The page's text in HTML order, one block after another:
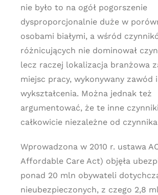
nie było to na ogół pogorszenie
dysproporcjonalnie duże w
osobami białymi, a wśród
różnicujących nie dominował
lecz raczej lokalizacja branżowa
miejsc pracy, wykonywany zawód
wykształcenia. Można jednak też
argumentować, że te inne
całkowicie niezależne od
Wprowadzona w 2010 r. ustawa
Affordable Care Act) objęła
ponad 20 mln obywateli
nieubezpieczonych, z czego 2,8